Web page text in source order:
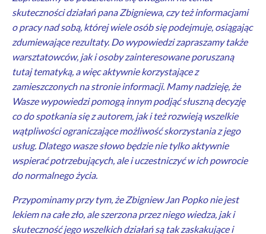
skuteczności działań pana Zbigniewa, czy też informacjami
o pracy nad sobą, której wiele osób się podejmuje, osiągając
zdumiewające rezultaty. Do wypowiedzi zapraszamy także
warsztatowców, jak i osoby zainteresowane poruszaną
tutaj tematyką, a więc aktywnie korzystające z
zamieszczonych na stronie informacji. Mamy nadzieję, że
Wasze wypowiedzi pomogą innym podjąć słuszną decyzję
co do spotkania się z autorem, jak i też rozwieją wszelkie
wątpliwości ograniczające możliwość skorzystania z jego
usług. Dlatego wasze słowo będzie nie tylko aktywnie
wspierać potrzebujących, ale i uczestniczyć w ich powrocie
do normalnego życia.
Przypominamy przy tym, że Zbigniew Jan Popko nie jest
lekiem na całe zło, ale szerzona przez niego wiedza, jak i
skuteczność jego wszelkich działań są tak zaskakujące i